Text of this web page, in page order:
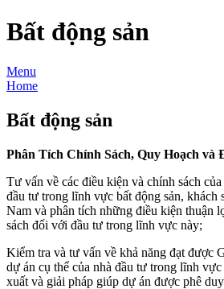
Bất động sản
Menu
Home
Bất động sản
Phân Tích Chính Sách, Quy Hoạch
Tư vấn về các điều kiện và chính sách
đầu tư trong lĩnh vực bất động sản, khách
Nam và phân tích những điều kiện thuận
sách đối với đầu tư trong lĩnh vực này;
Kiểm tra và tư vấn về khả năng đạt được
dự án cụ thể của nhà đầu tư trong lĩnh
xuất và giải pháp giúp dự án được phê